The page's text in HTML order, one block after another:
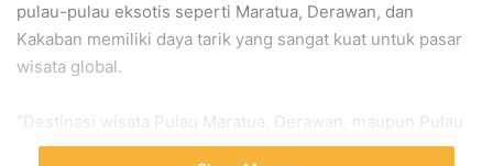
pulau-pulau eksotis seperti Maratua, Derawan, dan
Kakaban memiliki daya tarik yang sangat kuat untuk pasar
wisata global.
“Destinasi wisata Pulau Maratua, Derawan, maupun Pulau
Kakaban memiliki potensi pariwisata yang sangat luar